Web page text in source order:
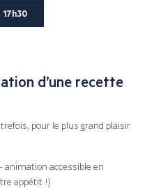
17h30
d’une recette
pour le plus grand plaisir
animation accessible en
appétit !)